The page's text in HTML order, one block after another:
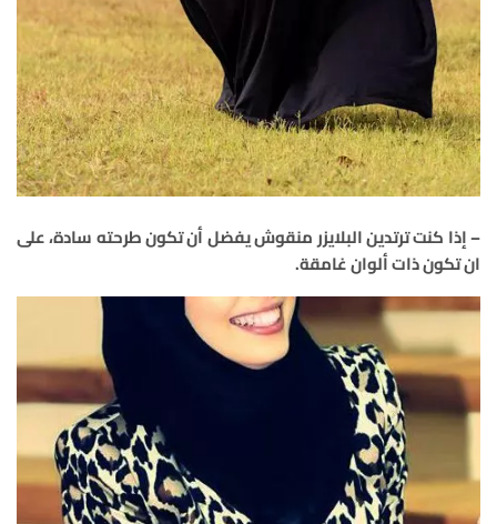
– إذا كنت ترتدين البلايزر منقوش يفضل أن تكون طرحته سادة، على
ان تكون ذات ألوان غامقة.